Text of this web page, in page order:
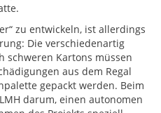
zu entwickeln, ist allerdings
Die verschiedenartig
Kartons müssen
aus dem Regal
gepackt werden. Beim
darum, einen autonomen